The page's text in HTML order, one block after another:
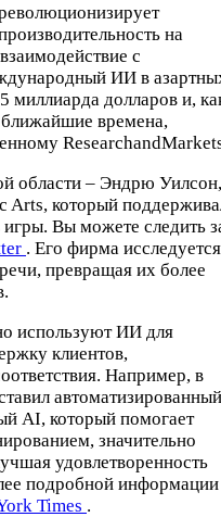
на
с
ИИ в
миллиарда долларов и,
ближайшие времена,
области – Эндрю Уилсон,
Arts, который
Вы можете следить
. Его фирма исследуется
превращая их более
используют ИИ для
клиентов,
Например, в
автоматизированный
AI, который помогает
значительно
удовлетворенность
подробной информации
Times .